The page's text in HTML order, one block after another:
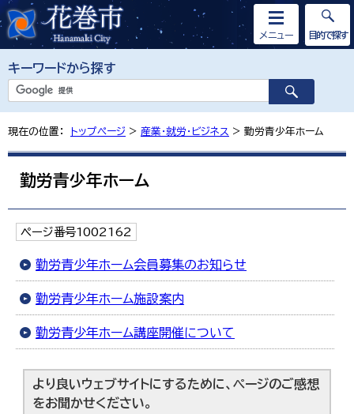
キーワードから探す
メニュー 目的で探す
現在の位置： トップページ > 産業・就労・ビジネス > 勤労青少年ホーム
勤労青少年ホーム
ページ番号1002162
勤労青少年ホーム会員募集のお知らせ
勤労青少年ホーム施設案内
勤労青少年ホーム講座開催について
より良いウェブサイトにするために、ページのご感想
をお聞かせください。